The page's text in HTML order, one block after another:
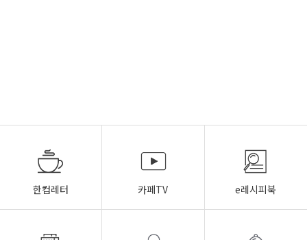
한컵레터 카페TV e레시피북